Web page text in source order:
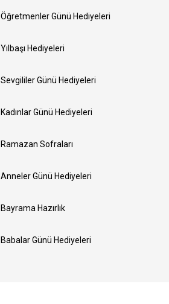
Öğretmenler Günü Hediyeleri
Yılbaşı Hediyeleri
Sevgililer Günü Hediyeleri
Kadınlar Günü Hediyeleri
Ramazan Sofraları
Anneler Günü Hediyeleri
Bayrama Hazırlık
Babalar Günü Hediyeleri